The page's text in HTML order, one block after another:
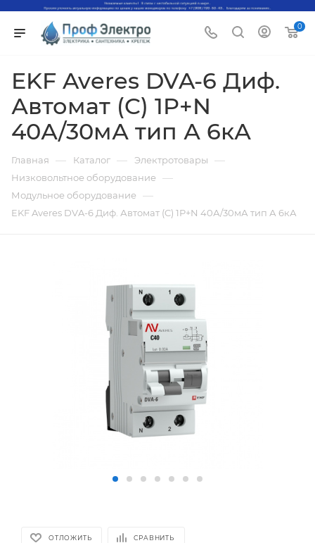
0
EKF Averes DVA-6 Диф.
Автомат (C) 1P+N
40А/30мА тип А 6кА
Главная — Каталог — Электротовары —
Низковольтное оборудование —
Модульное оборудование —
EKF Averes DVA-6 Диф. Автомат (C) 1P+N 40А/30мА тип А 6кА
ОТЛОЖИТЬ СРАВНИТЬ